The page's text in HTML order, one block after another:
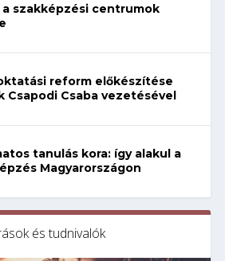
szakképzési centrumok
reform előkészítése
Csapodi Csaba vezetésével
tanulás kora: így alakul a
Magyarországon
és tudnivalók